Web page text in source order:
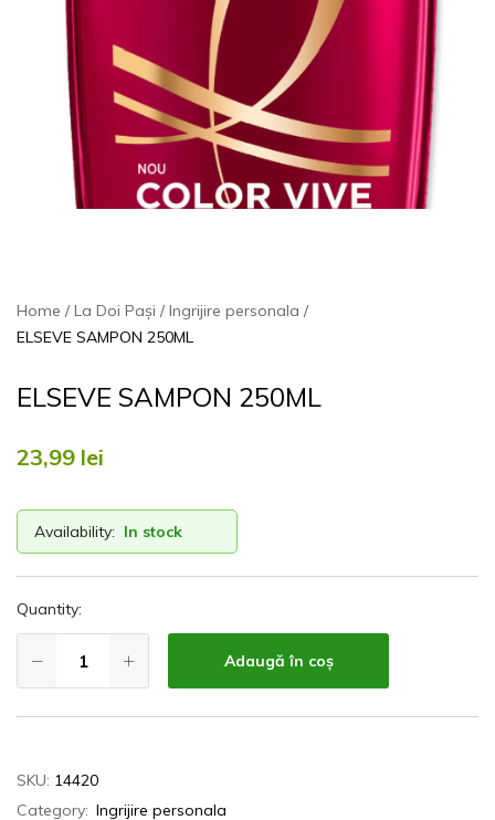
Home La Doi Pași
Ingrijire personala
ELSEVE SAMPON 250ML
ELSEVE SAMPON 250ML
23,99 lei
Availability: In stock
Quantity:
Adaugă în coș
SKU: 14420
Category: Ingrijire personala